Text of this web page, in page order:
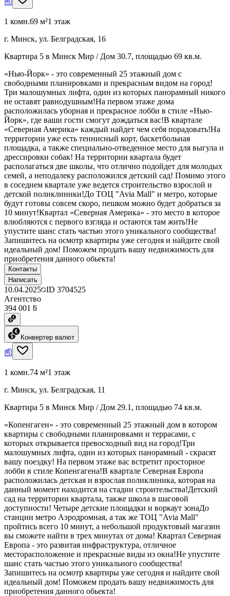
1 комн.69 м²1 этаж
г. Минск, ул. Белградская, 16
Квартира 5 в Минск Мир / Дом 30.7, площадью 69 кв.м.
«Нью-Йорк» - это современный 25 этажный дом с
свободными планировками и прекрасным видом на город!
Три малошумных лифта, один из которых панорамный никого
не оставят равнодушным!На первом этаже дома
расположилась уборная и прекрасное лобби в стиле «Нью-
Йорк», где ваши гости смогут дождаться вас!В квартале
«Северная Америка» каждый найдет чем себя порадовать!На
территории уже есть теннисный корт, баскетбольная
площадка, а также специально-отведенное место для выгула и
дрессировки собак! На территории квартала будет
располагаться две школы, что отлично подойдет для молодых
семей, а неподалеку расположился детский сад! Помимо этого
в соседнем квартале уже ведется строительство взрослой и
детской поликлиники!До ТОЦ "Avia Mall" и метро, которые
будут готовы совсем скоро, пешком можно будет добраться за
10 минут!Квартал «Северная Америка» - это место в которое
влюбляются с первого взгляда и остаются там жить!Не
упустите шанс стать частью этого уникального сообщества!
Запишитесь на осмотр квартиры уже сегодня и найдите свой
идеальный дом! Поможем продать вашу недвижимость для
приобретения данного обьекта!
Контакты
Написать
10.04.2025 ID 3704525
Агентство
394 001 ƃ
Конвертер валют
1 комн.74 м²1 этаж
г. Минск, ул. Белградская, 11
Квартира 5 в Минск Мир / Дом 29.1, площадью 74 кв.м.
«Копенгаген» - это современный 25 этажный дом в котором
квартиры с свободными планировками и террасами, с
которых открывается превосходный вид на город!Три
малошумных лифта, один из которых панорамный - скрасят
вашу поездку! На первом этаже вас встретит просторное
лобби в стиле Копенгагена!В квартале Северная Европа
расположилась детская и взрослая поликлиника, которая на
данный момент находится на стадии строительства!Детский
сад на территории квартала, также школа в шаговой
доступности! Четыре детские площадки и воркаут зонаДо
станции метро Аэродромная, а так же ТОЦ "Avia Mall"
пройтись всего 10 минут, а небольшой продуктовый магазин
вы сможете найти в трех минутах от дома! Квартал Северная
Европа - это развитая инфраструктура, отличное
месторасположение и прекрасные виды из окна!Не упустите
шанс стать частью этого уникального сообщества!
Запишитесь на осмотр квартиры уже сегодня и найдите свой
идеальный дом! Поможем продать вашу недвижимость для
приобретения данного обьекта!